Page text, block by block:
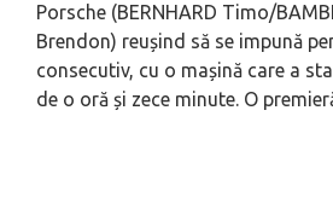
Porsche (BERNHARD Timo/
Brendon) reușind să se impună
consecutiv, cu o mașină care a
de o oră și zece minute. O